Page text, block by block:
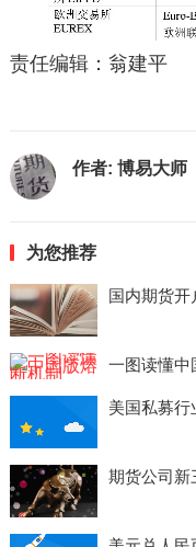
责任编辑：翁建平
作者: 博易大师
为您推荐
国内期货开
一图读懂中
美国私募行
期货公司新